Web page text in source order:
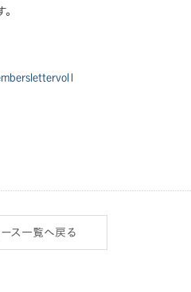
ス一覧へ戻る